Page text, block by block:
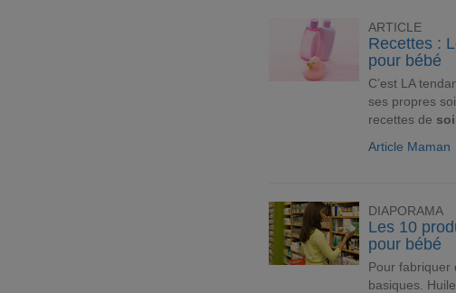
ARTICLE
Recettes :
pour bébé
C’est LA
ses propres
recettes de
Article Maman
DIAPORAMA
Les 10
pour bébé
Pour fabriquer
basiques.